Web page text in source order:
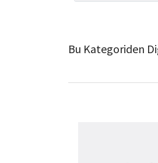
Bu Kategoriden